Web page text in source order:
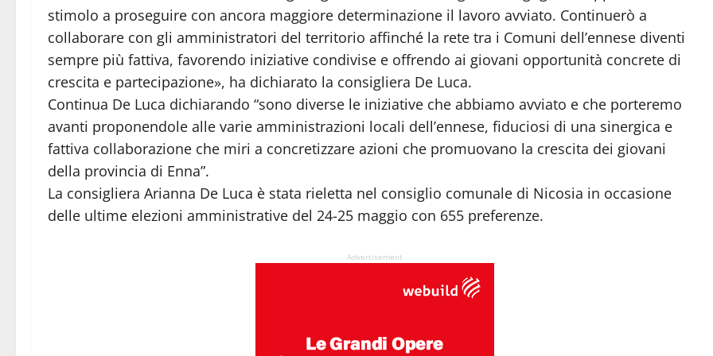
stimolo a proseguire con ancora maggiore determinazione il lavoro avviato. Continuerò a
collaborare con gli amministratori del territorio affinché la rete tra i Comuni dell’ennese diventi
sempre più fattiva, favorendo iniziative condivise e offrendo ai giovani opportunità concrete di
crescita e partecipazione», ha dichiarato la consigliera De Luca.
Continua De Luca dichiarando “sono diverse le iniziative che abbiamo avviato e che porteremo
avanti proponendole alle varie amministrazioni locali dell’ennese, fiduciosi di una sinergica e
fattiva collaborazione che miri a concretizzare azioni che promuovano la crescita dei giovani
della provincia di Enna”.
La consigliera Arianna De Luca è stata rieletta nel consiglio comunale di Nicosia in occasione
delle ultime elezioni amministrative del 24-25 maggio con 655 preferenze.
Advertisement